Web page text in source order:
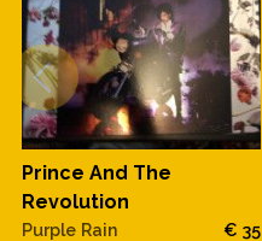
Prince And The
Revolution
Purple Rain € 35